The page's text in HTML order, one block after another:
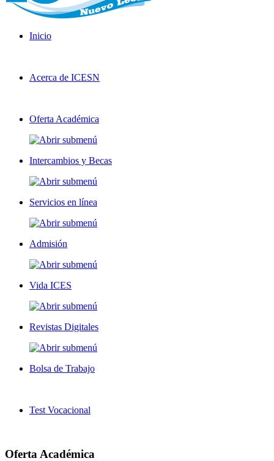
Inicio
Acerca de ICESN
Oferta Académica
Intercambios y Becas
Servicios en línea
Admisión
Vida ICES
Revistas Digitales
Bolsa de Trabajo
Test Vocacional
Oferta Académica